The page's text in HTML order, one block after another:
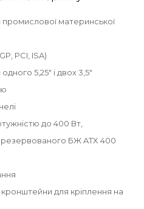
материнської
PCI, ISA)
5,25" і двох 3,5"
до 400 Вт,
БЖ ATX 400
для кріплення на